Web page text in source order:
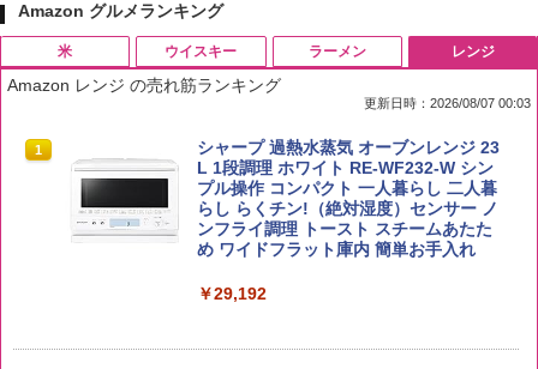
Amazon グルメランキング
米
1 by Amazon 国産ブレンド米 精米 5kg
￥2,650
ウイスキー
1
ブラックニッカ ニッカ Nikka ウィスキ
ー4000ml ブラックニッカクリア ウヰス
キー 【日本 アサヒ ウィスキー】 大容量
お得 4リットル
￥4,356
ラーメン
1
チキンラーメン どんぶり 85g×12個 日清
食品 インスタント カップ麺
￥1,939
【公式】ブタメン とんこつ味 35g×15個
レンジ
Amazon レンジ の売れ筋ランキング
更新日時：2026/08/07 00:03
1
シャープ 過熱水蒸気 オーブンレンジ 23
L 1段調理 ホワイト RE-WF232-W シン
プル操作 コンパクト 一人暮らし 二人暮
らし らくチン!（絶対湿度）センサー ノ
ンフライ調理 トースト スチームあたた
め ワイドフラット庫内 簡単お手入れ
￥29,192